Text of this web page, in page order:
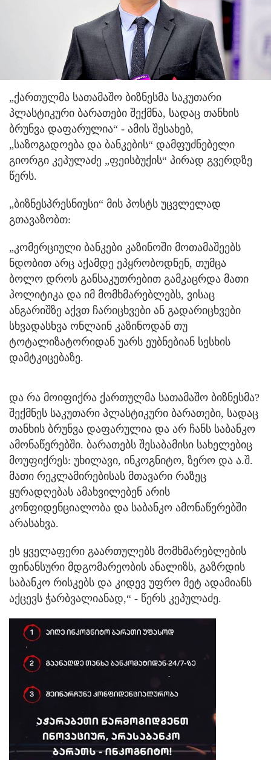
„ქართულმა სათამაშო ბიზნესმა საკუთარი
პლასტიკური ბარათები შექმნა, სადაც თანხის
ბრუნვა დაფარულია“ - ამის შესახებ,
„საზოგადოება და ბანკების“ დამფუძნებელი
გიორგი კეპულაძე „ფეისბუქის“ პირად გვერდზე
წერს.
„ბიზნესპრესნიუსი“ მის პოსტს უცვლელად
გთავაზობთ:
„კომერციული ბანკები კაზინოში მოთამაშეებს
ნდობით არც აქამდე ეპყრობოდნენ, თუმცა
ბოლო დროს განსაკუთრებით გამკაცრდა მათი
პოლიტიკა და იმ მომხმარებლებს, ვისაც
ანგარიშზე აქვთ ჩარიცხვები ან გადარიცხვები
სხვადასხვა ონლაინ კაზინოდან თუ
ტოტალიზატორიდან უარს ეუბნებიან სესხის
დამტკიცებაზე.
და რა მოიფიქრა ქართულმა სათამაშო ბიზნესმა?
შექმნეს საკუთარი პლასტიკური ბარათები, სადაც
თანხის ბრუნვა დაფარულია და არ ჩანს საბანკო
ამონაწერებში. ბარათებს შესაბამისი სახელებიც
მოუფიქრეს: უხილავი, ინკოგნიტო, ზერო და ა.შ.
მათი რეკლამირებისას მთავარი რაზეც
ყურადღებას ამახვილებენ არის
კონფიდენციალობა და საბანკო ამონაწერებში
არასახვა.
ეს ყველაფერი გაართულებს მომხმარებლების
ფინანსური მდგომარეობის ანალიზს, გაზრდის
საბანკო რისკებს და კიდევ უფრო მეტ ადამიანს
აქცევს ჭარბვალიანად,“ - წერს კეპულაძე.